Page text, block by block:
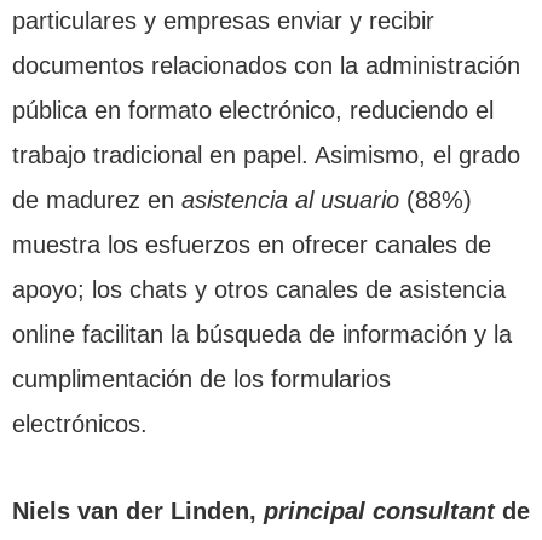
particulares y empresas enviar y recibir
documentos relacionados con la administración
pública en formato electrónico, reduciendo el
trabajo tradicional en papel. Asimismo, el grado
de madurez en asistencia al usuario (88%)
muestra los esfuerzos en ofrecer canales de
apoyo; los chats y otros canales de asistencia
online facilitan la búsqueda de información y la
cumplimentación de los formularios
electrónicos.
Niels van der Linden, principal consultantde